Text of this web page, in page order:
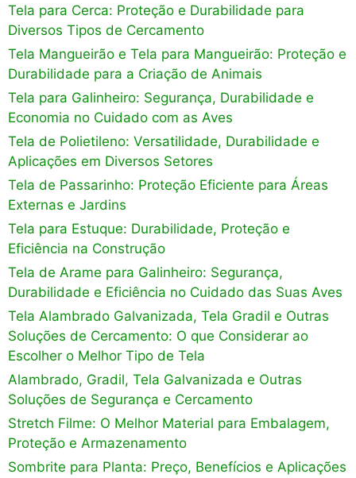
Tela para Cerca: Proteção e Durabilidade para
Diversos Tipos de Cercamento
Tela Mangueirão e Tela para Mangueirão: Proteção e
Durabilidade para a Criação de Animais
Tela para Galinheiro: Segurança, Durabilidade e
Economia no Cuidado com as Aves
Tela de Polietileno: Versatilidade, Durabilidade e
Aplicações em Diversos Setores
Tela de Passarinho: Proteção Eficiente para Áreas
Externas e Jardins
Tela para Estuque: Durabilidade, Proteção e
Eficiência na Construção
Tela de Arame para Galinheiro: Segurança,
Durabilidade e Eficiência no Cuidado das Suas Aves
Tela Alambrado Galvanizada, Tela Gradil e Outras
Soluções de Cercamento: O que Considerar ao
Escolher o Melhor Tipo de Tela
Alambrado, Gradil, Tela Galvanizada e Outras
Soluções de Segurança e Cercamento
Stretch Filme: O Melhor Material para Embalagem,
Proteção e Armazenamento
Sombrite para Planta: Preço, Benefícios e Aplicações